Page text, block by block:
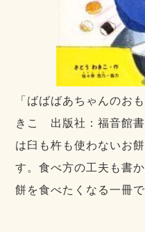
「ばばばあちゃんのお
きこ 出版社：福音館
は臼も杵も使わないお
す。食べ方の工夫も書
餅を食べたくなる一冊で